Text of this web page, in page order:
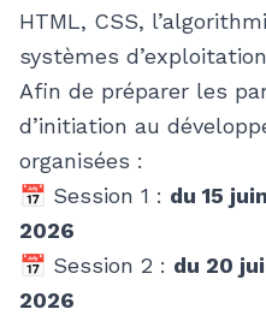
HTML, CSS,
systèmes
Afin de préparer les
d’initiation au
organisées :
📅 Session 1 : du 15
2026
📅 Session 2 : du 20
2026